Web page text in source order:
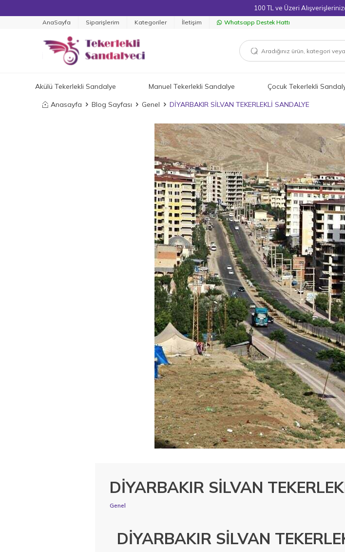
100 TL ve Üzeri
AnaSayfa Siparişlerim Kategoriler İletişim Whatsapp Destek Hattı
Akülü Tekerlekli Sandalye Manuel Tekerlekli Sandalye Çocuk Tekerlekli
Anasayfa Blog Sayfası Genel DİYARBAKIR SİLVAN TEKERLEKLİ SANDALYE
DİYARBAKIR SİLVAN
Genel
DİYARBAKIR SİLVAN